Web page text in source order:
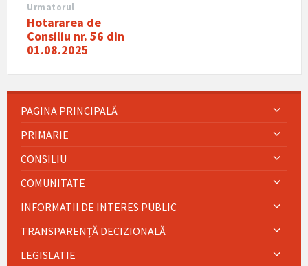
Urmatorul
Hotararea de
Consiliu nr. 56 din
01.08.2025
PAGINA PRINCIPALĂ
PRIMARIE
CONSILIU
COMUNITATE
INFORMATII DE INTERES PUBLIC
TRANSPARENȚĂ DECIZIONALĂ
LEGISLATIE